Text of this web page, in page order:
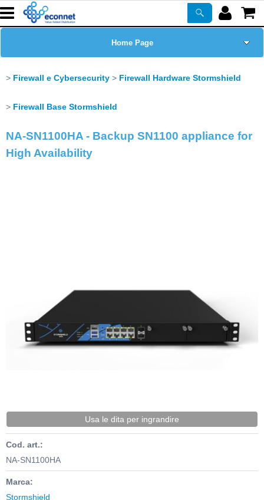
Home Page
Corsi
Firewall e Cybersecurity Firewall Hardware Stormshield
Firewall Base Stormshield
NA-SN1100HA - Backup SN1100 appliance for
High Availability
Usa le dita per ingrandire
Cod. art.:
NA-SN1100HA
Marca:
Stormshield